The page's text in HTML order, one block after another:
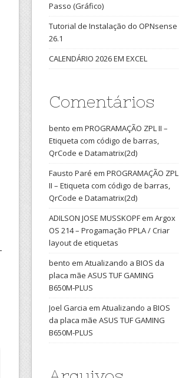
Passo (Gráfico)
Tutorial de Instalação do OPNsense
26.1
CALENDÁRIO 2026 EM EXCEL
Comentários
bento em PROGRAMAÇÃO ZPL II –
Etiqueta com código de barras,
QrCode e Datamatrix(2d)
Fausto Paré em PROGRAMAÇÃO ZPL
II – Etiqueta com código de barras,
QrCode e Datamatrix(2d)
ADILSON JOSE MUSSKOPFem Argox
OS 214 – Progamação PPLA / Criar
layout de etiquetas
bento em Atualizando a BIOS da
placa mãe ASUS TUF GAMING
B650M-PLUS
Joel Garcia em Atualizando a BIOS
da placa mãe ASUS TUF GAMING
B650M-PLUS